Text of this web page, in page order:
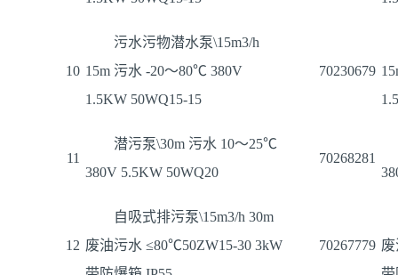
10
污水污物潜水泵\15m3/h
15m 污水 -20～80℃ 380V
1.5KW 50WQ15-15
70230679
11
潜污泵\30m 污水 10～25℃
380V 5.5KW 50WQ20
70268281
12
自吸式排污泵\15m3/h 30m
废油污水 ≤80℃50ZW15-30 3kW
70267779